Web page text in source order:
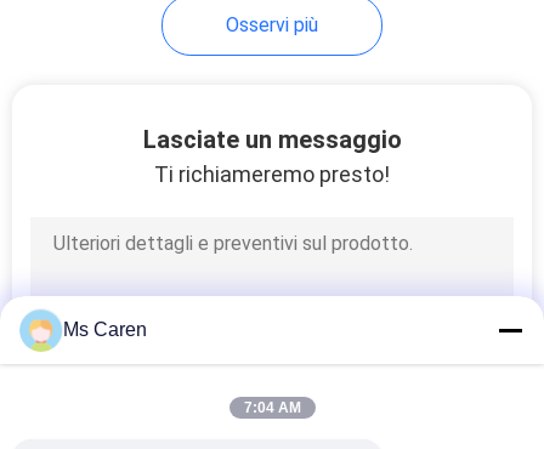
rotocalco
Stampatrici dello
schermo
Osservi più
Lasciate un messaggio
Ti richiameremo presto!
Ms Caren
7:04 AM